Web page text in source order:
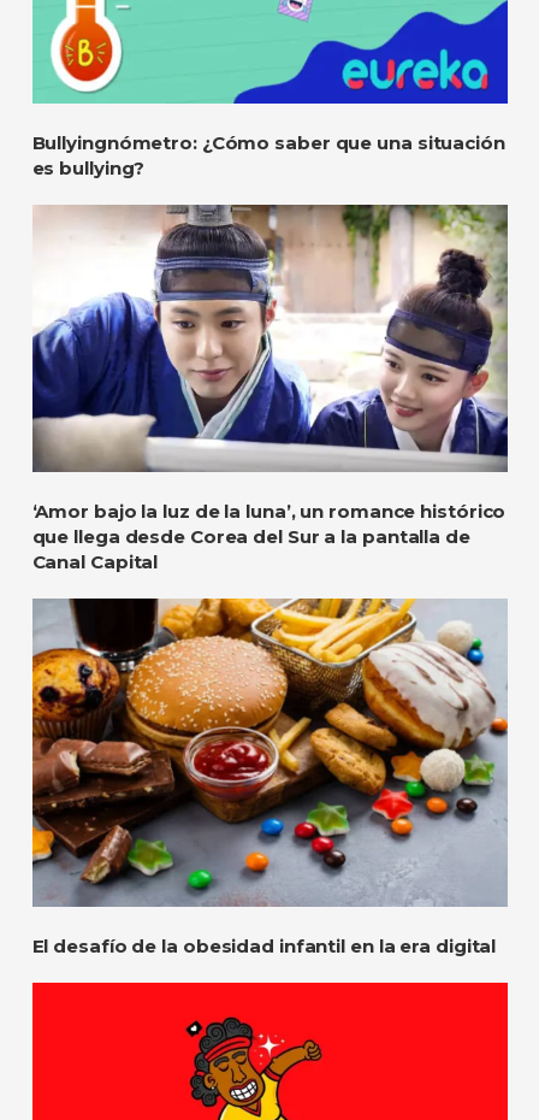
Bullyingnómetro: ¿Cómo saber que una situación
es bullying?
‘Amor bajo la luz de la luna’, un romance histórico
que llega desde Corea del Sur a la pantalla de
Canal Capital
El desafío de la obesidad infantil en la era digital